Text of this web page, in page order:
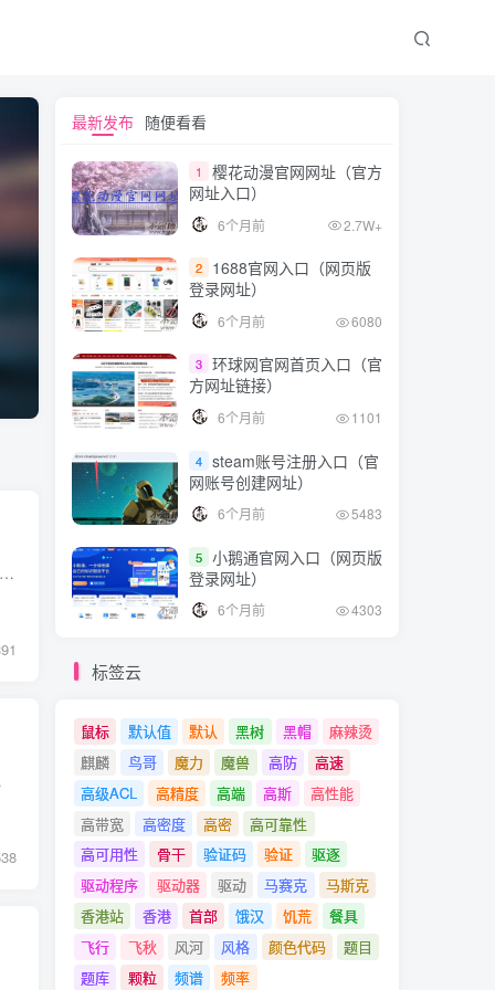
在现在这个时代，网络已成为我们生活与工作中不可或缺的一部分。 而作为网络世界的核心，Linux系统的网络配置与故障排除技能对于每一个系统管理员来说都是必备的能力。 本文不念将带领大家走进L...
递员的角色，...
最新发布 随便看看
1
樱花动漫官网网址（官方
网址入口）
6个月前 2.7W+
2
1688官网入口（网页版
登录网址）
6个月前 6080
3 环球网官网首页入口（官
方网址链接）
6个月前 1101
4 steam账号注册入口（官
网账号创建网址）
6个月前 5483
5 小鹅通官网入口（网页版
登录网址）
6个月前 4303
标签云
鼠标 默认值 默认 黑树 黑帽
麻辣烫
麒麟
鸟哥 魔力 魔兽 高防
高速
高级ACL
高精度 高端 高斯
高性能
高带宽
高密度 高密
高可靠性
高可用性
骨干 验证码 验证
驱逐
驱动程序
驱动器 驱动 马赛克
马斯克
香港站
香港 首部 饿汉 饥荒
餐具
飞行
飞秋 风河 风格 颜色代码
题目
题库
颗粒 频谱 频率